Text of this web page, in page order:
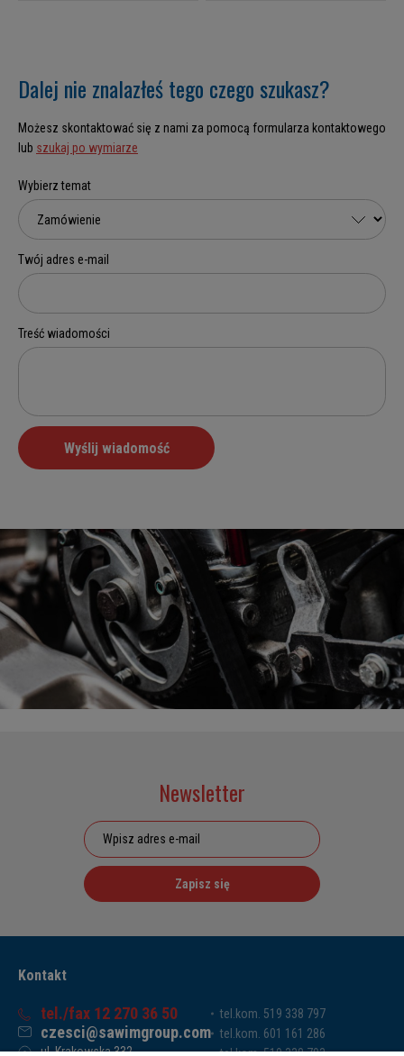
Dalej nie znalazłeś tego czego szukasz?
Możesz skontaktować się z nami za pomocą formularza kontaktowego
lub szukaj po wymiarze
Newsletter
Zapisz się
Kontakt
tel./fax 12 270 36 50
czesci@sawimgroup.com
ul. Krakowska 332,
tel.kom. 519 338 797
tel.kom. 601 161 286
tel.kom. 519 338 793